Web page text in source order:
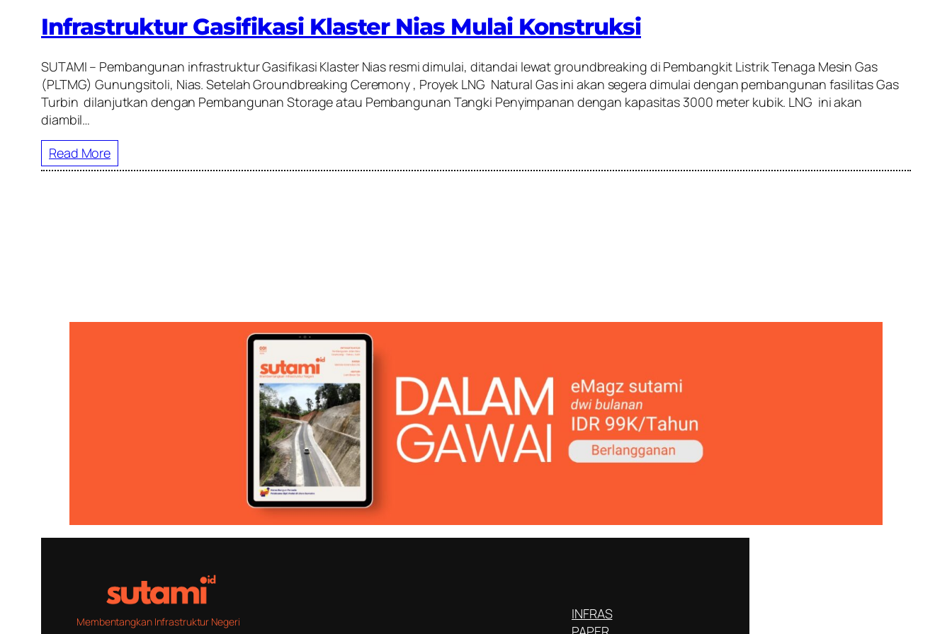
Infrastruktur Gasifikasi Klaster Nias Mulai Konstruksi
SUTAMI – Pembangunan infrastruktur Gasifikasi Klaster Nias resmi dimulai, ditandai lewat groundbreaking di Pembangkit Listrik Tenaga Mesin Gas
(PLTMG) Gunungsitoli, Nias. Setelah Groundbreaking Ceremony , Proyek LNG Natural Gas ini akan segera dimulai dengan pembangunan fasilitas Gas
Turbin dilanjutkan dengan Pembangunan Storage atau Pembangunan Tangki Penyimpanan dengan kapasitas 3000 meter kubik. LNG ini akan
diambil…
Read More
Membentangkan Infrastruktur Negeri
INFRAS